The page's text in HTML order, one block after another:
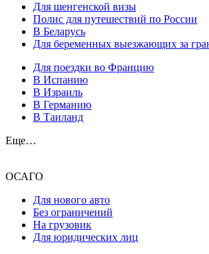
Для шенгенской визы
Полис для путешествий по России
В Беларусь
Для беременных выезжающих за
Для поездки во Францию
В Испанию
В Израиль
В Германию
В Таиланд
Еще…
ОСАГО
Для нового авто
Без ограничений
На грузовик
Для юридических лиц